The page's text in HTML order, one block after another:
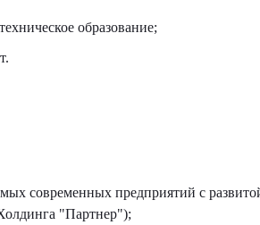
образование;
современных предприятий с
"Партнер");